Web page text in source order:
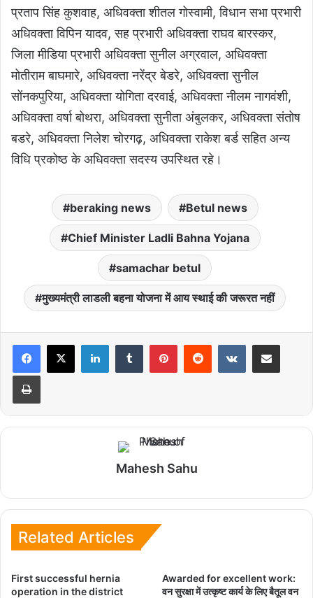
प्रताप सिंह कुशवाह, अधिवक्ता शीतल गोस्वामी, विधान सभा प्रभारी
अधिवक्ता विपिन यादव, सह प्रभारी अधिवक्ता राघव बारस्कर,
जिला मीडिया प्रभारी अधिवक्ता सुनील अग्रवाल, अधिवक्ता
मोतीराम बाघमारे, अधिवक्ता नरेंद्र बेडरे, अधिवक्ता सुनील
सोंनकपुरिया, अधिवक्ता योगिता दरवाई, अधिवक्ता नीलम नागवंशी,
अधिवक्ता वर्षा बोथरा, अधिवक्ता सुनीता अंबुलकर, अधिवक्ता संतोष
बडरे, अधिवक्ता निलेश चोरगढ़, अधिवक्ता राकेश बर्ड सहित अन्य
विधि प्रकोष्ठ के अधिवक्ता सदस्य उपस्थित रहे।
beraking news Betul news
Chief Minister Ladli Bahna Yojana
samachar betul
मुख्यमंत्री लाडली बहना योजना में आय स्थाई की जरूरत नहीं
Mahesh Sahu
Related Articles
First successful hernia
operation in the district
Awarded for excellent work:
वन सुरक्षा में उत्कृष्ट कार्य के लिए बैतूल वन